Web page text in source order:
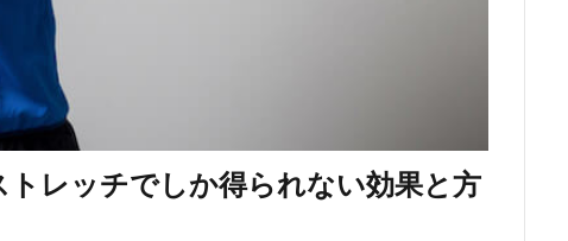
レッチでしか得られない効果と方